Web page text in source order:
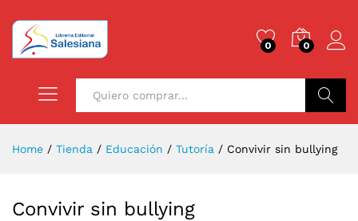
0 0
Home / Tienda / Educación / Tutoría / Convivir sin bullying
Convivir sin bullying